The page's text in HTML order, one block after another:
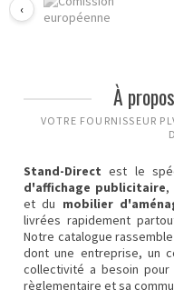
‹
À
VOTRE FOURNISSEUR
Stand-Direct est le
d'affichage publicitaire,
et du mobilier
livrées rapidement
Notre catalogue
dont une entreprise, un
collectivité a besoin pour
règlementaire et sa